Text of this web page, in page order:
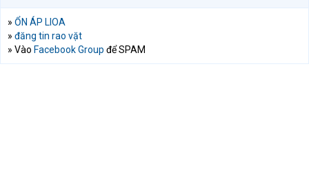
» ỔN ÁP LIOA
» đăng tin rao vặt
» Vào Facebook Group để SPAM